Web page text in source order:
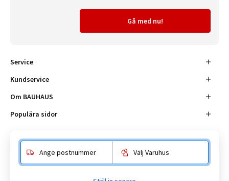
Gå med nu!
Service
Kundservice
Om BAUHAUS
Populära sidor
Enköpingsvägen 41, 177 38 Järfälla.
Ange postnummer Välj Varuhus